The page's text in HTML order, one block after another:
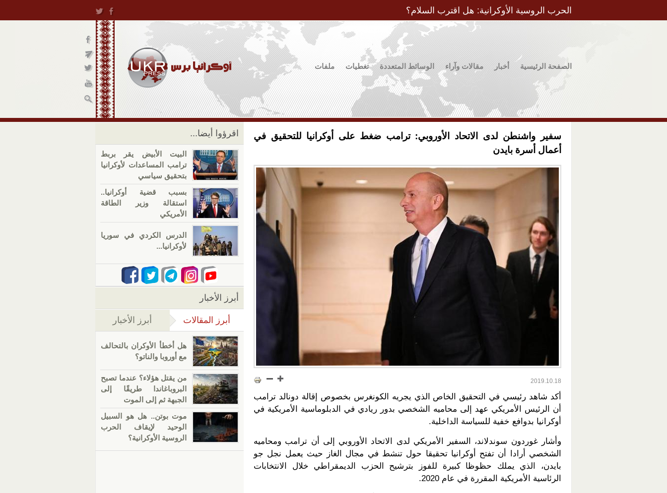
الحرب الروسية الأوكرانية: هل اقترب السلام؟
الصفحة الرئيسية أخبار مقالات وآراء الوسائط المتعددة تغطيات ملفات
سفير واشنطن لدى الاتحاد الأوروبي: ترامب ضغط على أوكرانيا للتحقيق في
أعمال أسرة بايدن
2019.10.18
أكد شاهد رئيسي في التحقيق الخاص الذي يجريه الكونغرس بخصوص إقالة دونالد ترامب
أن الرئيس الأمريكي عهد إلى محاميه الشخصي بدور ريادي في الدبلوماسية الأمريكية في
أوكرانيا بدوافع خفية للسياسة الداخلية.
وأشار غوردون سوندلاند، السفير الأمريكي لدى الاتحاد الأوروبي إلى أن ترامب ومحاميه
الشخصي أرادا أن تفتح أوكرانيا تحقيقا حول تنشط في مجال الغاز حيث يعمل نجل جو
بايدن، الذي يملك حظوظا كبيرة للفوز بترشيح الحزب الديمقراطي خلال الانتخابات
الرئاسية الأمريكية المقررة في عام 2020.
اقرؤوا أيضا...
البيت الأبيض يقر بربط
ترامب المساعدات لأوكرانيا
بتحقيق سياسي
بسبب قضية أوكرانيا..
استقالة وزير الطاقة
الأمريكي
الدرس الكردي في سوريا
لأوكرانيا...
أبرز الأخبار
أبرز المقالات (علامة التبويب النشطة)
أبرز الأخبار
هل أخطأ الأوكران بالتحالف
مع أوروبا والناتو؟
من يقتل هؤلاء؟ عندما تصبح
البروباغاندا طريقًا إلى
الجبهة ثم إلى الموت
موت بوتن.. هل هو السبيل
الوحيد لإيقاف الحرب
الروسية الأوكرانية؟